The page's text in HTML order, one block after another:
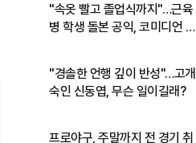
"속옷 빨고 졸업식까지"…근육
병 학생 돌본 공익, 코미디언 김
"경솔한 언행 깊이 반성"…고개
숙인 신동엽, 무슨 일이길래?
프로야구, 주말까지 전 경기 취